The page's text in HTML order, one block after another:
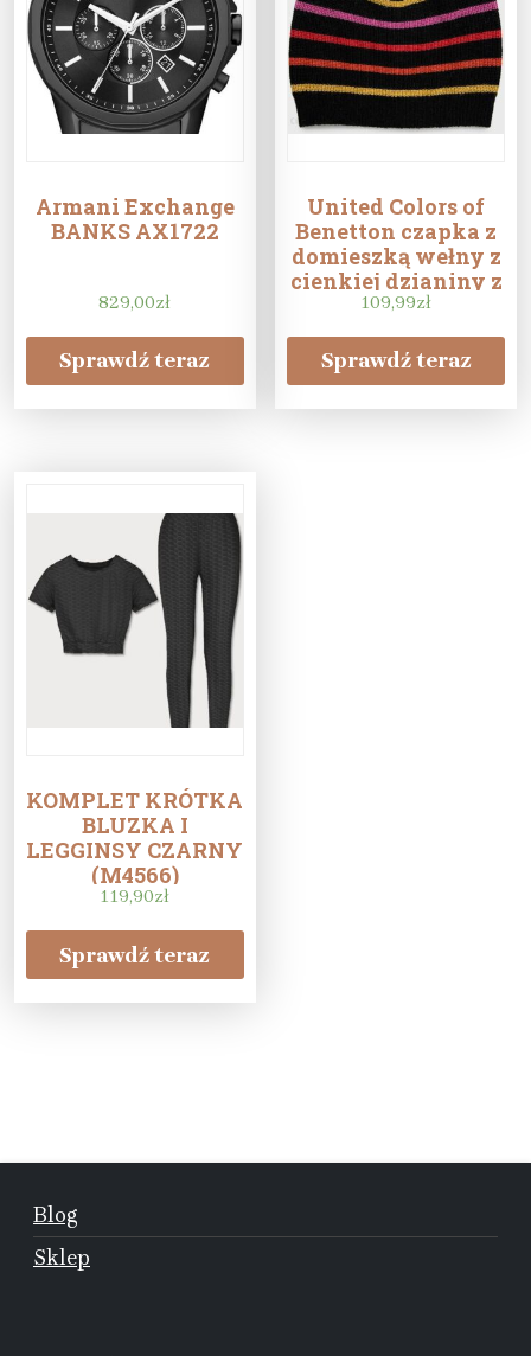
Armani Exchange
BANKS AX1722
829,00zł
Sprawdź teraz
United Colors of
Benetton czapka z
domieszką wełny z
cienkiej dzianiny z
domieszką wełny
109,99zł
Sprawdź teraz
KOMPLET KRÓTKA
BLUZKA I
LEGGINSY CZARNY
(M4566)
119,90zł
Sprawdź teraz
Blog
Sklep